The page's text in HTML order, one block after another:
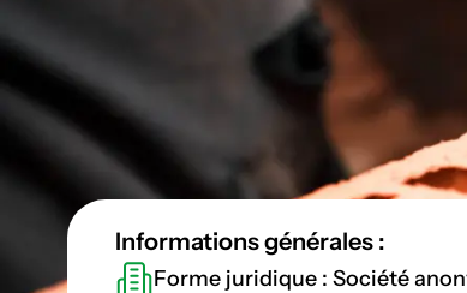
Informations générales :
Forme juridique : Société